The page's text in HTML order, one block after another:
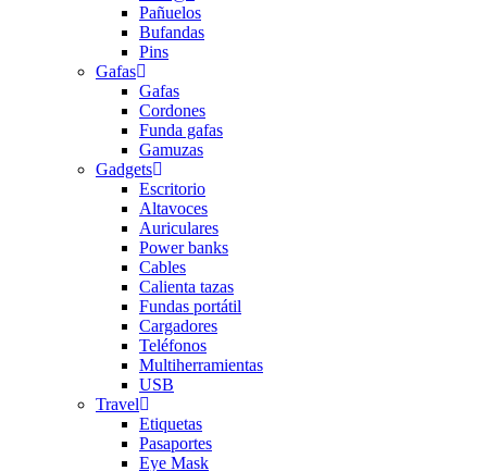
Pañuelos
Bufandas
Pins
Gafas
Gafas
Cordones
Funda gafas
Gamuzas
Gadgets
Escritorio
Altavoces
Auriculares
Power banks
Cables
Calienta tazas
Fundas portátil
Cargadores
Teléfonos
Multiherramientas
USB
Travel
Etiquetas
Pasaportes
Eye Mask